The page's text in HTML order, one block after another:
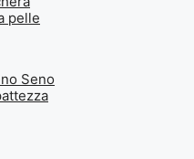
pelle
Seno